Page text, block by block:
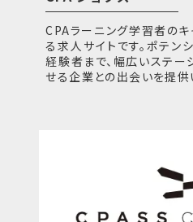
CPAラーニング学習者のキ
る求人サイトです。ポテン
経験者まで、幅広いステー
せる企業との出会いを提供